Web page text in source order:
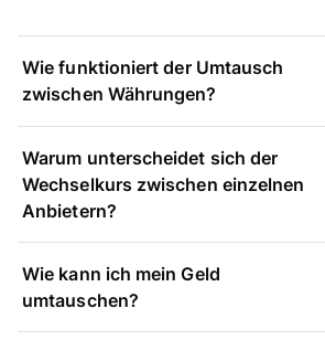
Wie funktioniert der Umtausch
zwischen Währungen?
Warum unterscheidet sich der
Wechselkurs zwischen einzelnen
Anbietern?
Wie kann ich mein Geld
umtauschen?